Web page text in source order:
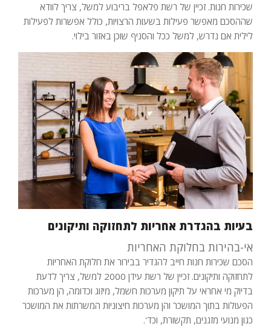
שכירות חנות. זכיין של רשת פלאפל בריבוע למשל, צריך לוודא
שההסכם מאפשר פעילות בשעות הרצויות, כולל אפשרות לפעילות
לילית אם נדרש, למשל ככל והסניף שוכן באזור בילוי.
בעיות בהגדרת אחריות לתחזוקה ותיקונים
אי-בהירות בחלוקת האחריות
הסכם שכירות חנות חייב להגדיר בבירור את חלוקת האחריות
לתחזוקה ותיקונים. זכיין של רשת עידן 2000 למשל, צריך לדעת
בדיוק מי אחראי על תיקון מערכות חשמל, מיזוג וכדומה, הן מערכות
הפעולות בתוך המושכר והן מערכות חיצוניות המשרתות את המושכר
כגון מנועי מזגנים, תקשורת, וכד'.